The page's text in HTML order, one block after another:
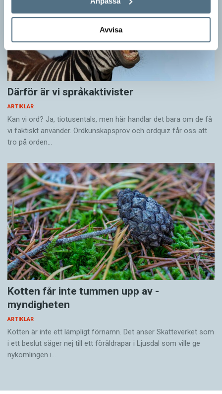
Avvisa
Därför är vi språkaktivister
ARTIKLAR
Kan vi ord? Ja, tiotusentals, men här handlar det bara om de få
vi faktiskt använder. Ordkunskapsprov och ordquiz får oss att
tro på orden…
Kotten får inte tummen upp av ­
myndigheten
ARTIKLAR
Kotten är inte ett lämpligt förnamn. Det anser Skatte­verket som
i ett beslut säger nej till ett föräldra­par i Ljusdal som ville ge
nykomlingen i…